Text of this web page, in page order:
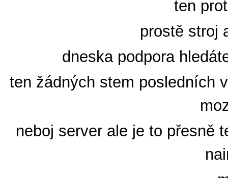
ten
prostě stroj
dneska podpora
ten žádných stem posledních
neboj server ale je to přesně